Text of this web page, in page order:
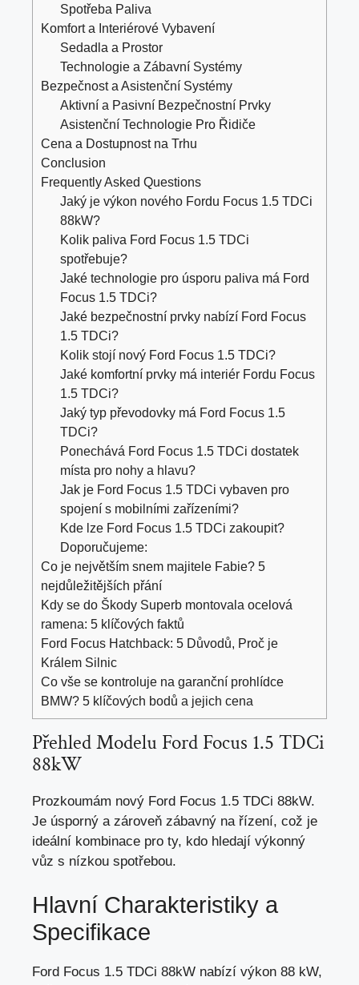
Spotřeba Paliva
Komfort a Interiérové Vybavení
Sedadla a Prostor
Technologie a Zábavní Systémy
Bezpečnost a Asistenční Systémy
Aktivní a Pasivní Bezpečnostní Prvky
Asistenční Technologie Pro Řidiče
Cena a Dostupnost na Trhu
Conclusion
Frequently Asked Questions
Jaký je výkon nového Fordu Focus 1.5 TDCi
88kW?
Kolik paliva Ford Focus 1.5 TDCi
spotřebuje?
Jaké technologie pro úsporu paliva má Ford
Focus 1.5 TDCi?
Jaké bezpečnostní prvky nabízí Ford Focus
1.5 TDCi?
Kolik stojí nový Ford Focus 1.5 TDCi?
Jaké komfortní prvky má interiér Fordu Focus
1.5 TDCi?
Jaký typ převodovky má Ford Focus 1.5
TDCi?
Ponechává Ford Focus 1.5 TDCi dostatek
místa pro nohy a hlavu?
Jak je Ford Focus 1.5 TDCi vybaven pro
spojení s mobilními zařízeními?
Kde lze Ford Focus 1.5 TDCi zakoupit?
Doporučujeme:
Co je největším snem majitele Fabie? 5
nejdůležitějších přání
Kdy se do Škody Superb montovala ocelová
ramena: 5 klíčových faktů
Ford Focus Hatchback: 5 Důvodů, Proč je
Králem Silnic
Co vše se kontroluje na garanční prohlídce
BMW? 5 klíčových bodů a jejich cena
Přehled Modelu Ford Focus 1.5 TDCi
88kW
Prozkoumám nový Ford Focus 1.5 TDCi 88kW.
Je úsporný a zároveň zábavný na řízení, což je
ideální kombinace pro ty, kdo hledají výkonný
vůz s nízkou spotřebou.
Hlavní Charakteristiky a
Specifikace
Ford Focus 1.5 TDCi 88kW nabízí výkon 88 kW,